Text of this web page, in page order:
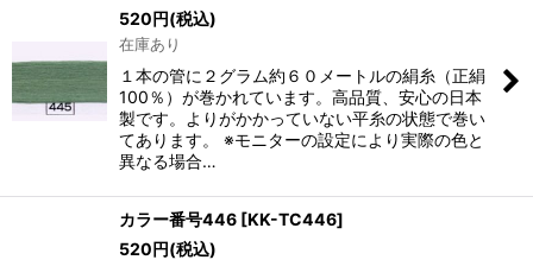
絞り込む
520円(税込)
在庫あり
１本の管に２グラム約６０メートルの絹糸（正絹
100％）が巻かれています。高品質、安心の日本
製です。よりがかかっていない平糸の状態で巻い
てあります。 ※モニターの設定により実際の色と
異なる場合…
カラー番号446 [KK-TC446]
520円(税込)